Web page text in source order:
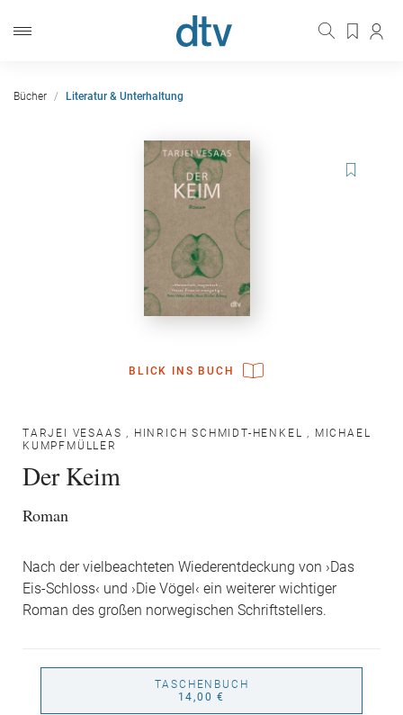
Bücher Literatur & Unterhaltung
BLICK INS BUCH
TARJEI VESAAS , HINRICH SCHMIDT-HENKEL , MICHAEL
KUMPFMÜLLER
Der Keim
Roman
Nach der vielbeachteten Wiederentdeckung von ›Das
Eis-Schloss‹ und ›Die Vögel‹ ein weiterer wichtiger
Roman des großen norwegischen Schriftstellers.
TASCHENBUCH
14,00 €